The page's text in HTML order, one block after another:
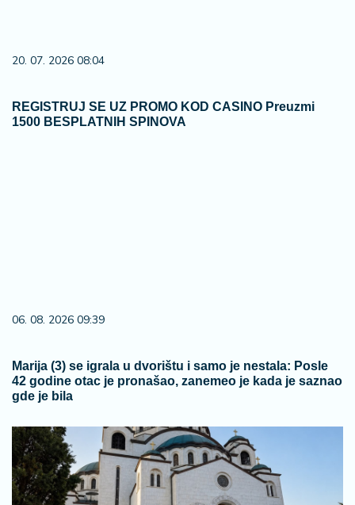
20. 07. 2026 08:04
REGISTRUJ SE UZ PROMO KOD CASINO Preuzmi
1500 BESPLATNIH SPINOVA
06. 08. 2026 09:39
Marija (3) se igrala u dvorištu i samo je nestala: Posle
42 godine otac je pronašao, zanemeo je kada je saznao
gde je bila